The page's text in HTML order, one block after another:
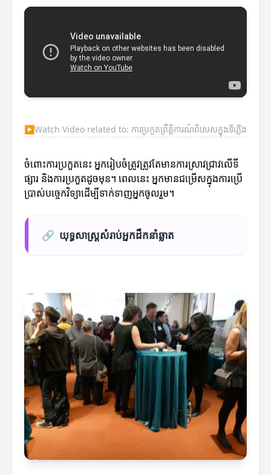
▶Watch Video related to: ការប្រកួតព្រឹត្តិការណ៍ពិសេសក្នុងទីភ្លើង
ចំពោះការប្រកួតនេះ អ្នករៀបចំត្រូវត្រូវតែមានការស្រាវជ្រាវលើទី
ផ្សារ និងការប្រកួតដូចមុន។ ពេលនេះ អ្នកមានជម្រើសក្នុងការប្រើ
ប្រាស់បច្ចេកវិទ្យាដើម្បីទាក់ទាញអ្នកចូលរួម។
🔗 យុទ្ធសាស្ត្រសំរាប់អ្នកដឹកនាំឆ្លាត